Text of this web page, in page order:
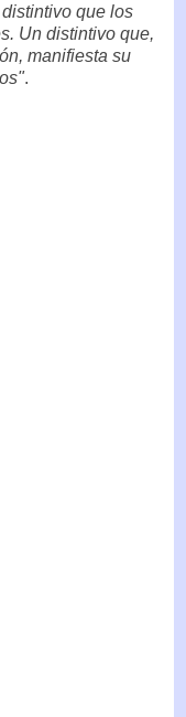
que los
Un distintivo que,
manifiesta su
.